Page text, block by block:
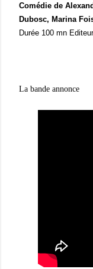
Comédie de
Dubosc, Marina
Durée 100 mn Editeur
La bande annonce